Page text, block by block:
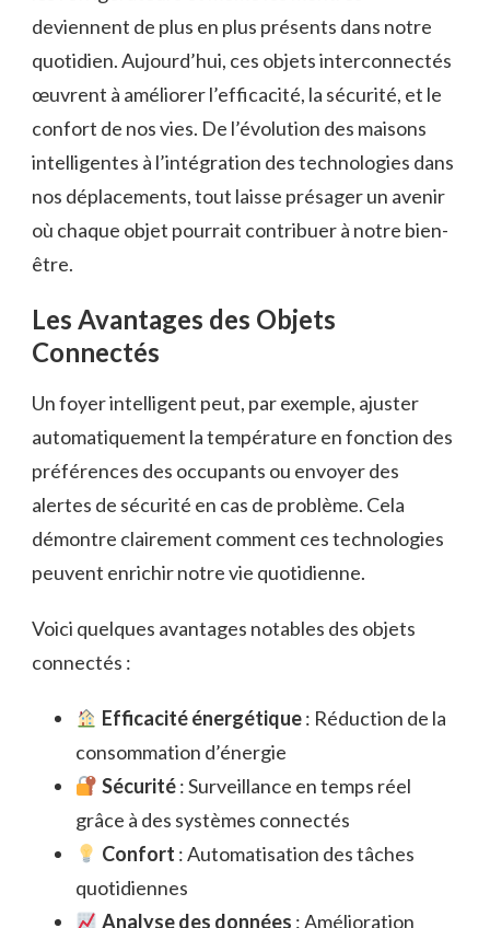
deviennent de plus en plus présents dans notre
quotidien. Aujourd’hui, ces objets interconnectés
œuvrent à améliorer l’efficacité, la sécurité, et le
confort de nos vies. De l’évolution des maisons
intelligentes à l’intégration des technologies dans
nos déplacements, tout laisse présager un avenir
où chaque objet pourrait contribuer à notre bien-
être.
Les Avantages des Objets
Connectés
Un foyer intelligent peut, par exemple, ajuster
automatiquement la température en fonction des
préférences des occupants ou envoyer des
alertes de sécurité en cas de problème. Cela
démontre clairement comment ces technologies
peuvent enrichir notre vie quotidienne.
Voici quelques avantages notables des objets
connectés :
Efficacité énergétique: Réduction de la
consommation d’énergie
Sécurité: Surveillance en temps réel
grâce à des systèmes connectés
Confort : Automatisation des tâches
quotidiennes
Analyse des données : Amélioration